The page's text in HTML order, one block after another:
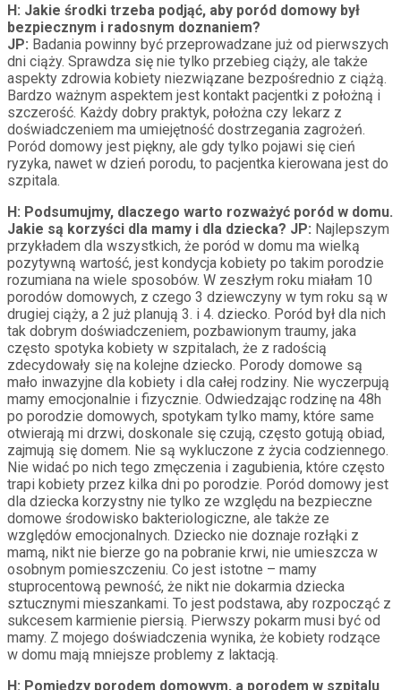
H: Jakie środki trzeba podjąć, aby poród domowy był
bezpiecznym i radosnym doznaniem?
JP: Badania powinny być przeprowadzane już od pierwszych
dni ciąży. Sprawdza się nie tylko przebieg ciąży, ale także
aspekty zdrowia kobiety niezwiązane bezpośrednio z ciążą.
Bardzo ważnym aspektem jest kontakt pacjentki z położną i
szczerość. Każdy dobry praktyk, położna czy lekarz z
doświadczeniem ma umiejętność dostrzegania zagrożeń.
Poród domowy jest piękny, ale gdy tylko pojawi się cień
ryzyka, nawet w dzień porodu, to pacjentka kierowana jest do
szpitala.
H: Podsumujmy, dlaczego warto rozważyć poród w domu.
Jakie są korzyści dla mamy i dla dziecka? JP: Najlepszym
przykładem dla wszystkich, że poród w domu ma wielką
pozytywną wartość, jest kondycja kobiety po takim porodzie
rozumiana na wiele sposobów. W zeszłym roku miałam 10
porodów domowych, z czego 3 dziewczyny w tym roku są w
drugiej ciąży, a 2 już planują 3. i 4. dziecko. Poród był dla nich
tak dobrym doświadczeniem, pozbawionym traumy, jaka
często spotyka kobiety w szpitalach, że z radością
zdecydowały się na kolejne dziecko. Porody domowe są
mało inwazyjne dla kobiety i dla całej rodziny. Nie wyczerpują
mamy emocjonalnie i fizycznie. Odwiedzając rodzinę na 48h
po porodzie domowych, spotykam tylko mamy, które same
otwierają mi drzwi, doskonale się czują, często gotują obiad,
zajmują się domem. Nie są wykluczone z życia codziennego.
Nie widać po nich tego zmęczenia i zagubienia, które często
trapi kobiety przez kilka dni po porodzie. Poród domowy jest
dla dziecka korzystny nie tylko ze względu na bezpieczne
domowe środowisko bakteriologiczne, ale także ze
względów emocjonalnych. Dziecko nie doznaje rozłąki z
mamą, nikt nie bierze go na pobranie krwi, nie umieszcza w
osobnym pomieszczeniu. Co jest istotne – mamy
stuprocentową pewność, że nikt nie dokarmia dziecka
sztucznymi mieszankami. To jest podstawa, aby rozpocząć z
sukcesem karmienie piersią. Pierwszy pokarm musi być od
mamy. Z mojego doświadczenia wynika, że kobiety rodzące
w domu mają mniejsze problemy z laktacją.
H: Pomiędzy porodem domowym, a porodem w szpitalu